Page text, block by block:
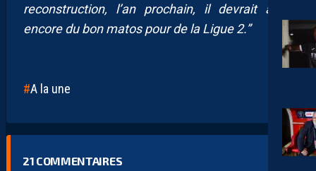
reconstruction, l’an prochain, il devrait avoir
encore du bon matos pour de la Ligue 2.”
A la une
21 COMMENTAIRES